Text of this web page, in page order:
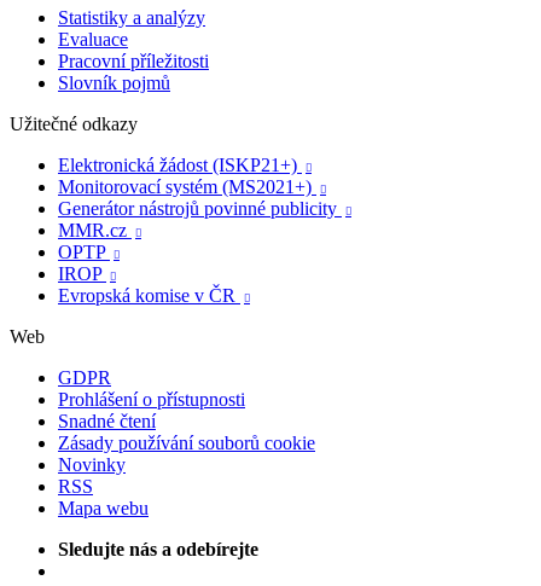
Statistiky a analýzy
Evaluace
Pracovní příležitosti
Slovník pojmů
Užitečné odkazy
Elektronická žádost (ISKP21+)

Monitorovací systém (MS2021+) 
Generátor nástrojů povinné publicity 
MMR.cz 
OPTP 
IROP 
Evropská komise v ČR 
Web
GDPR
Prohlášení o přístupnosti
Snadné čtení
Zásady používání souborů cookie
Novinky
RSS
Mapa webu
Sledujte nás a odebírejte